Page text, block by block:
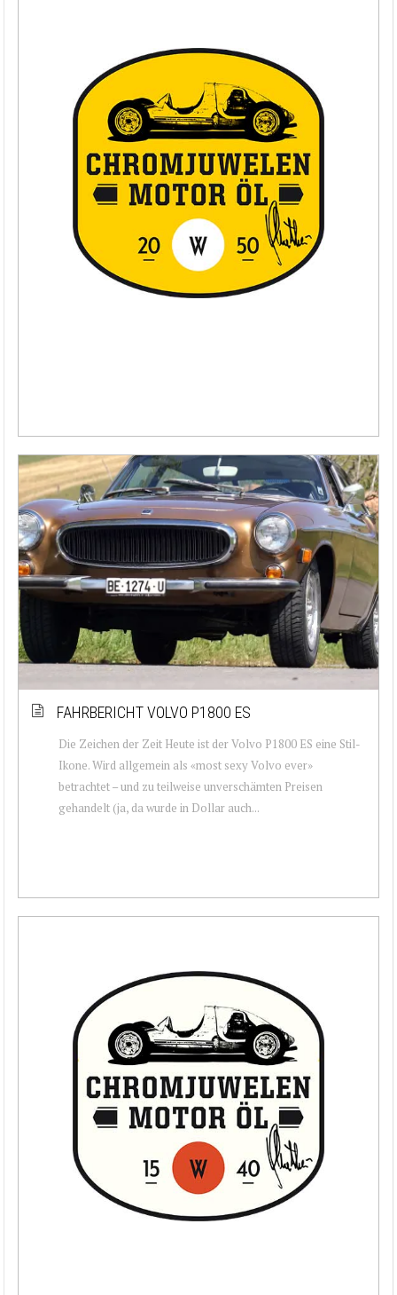
FAHRBERICHT VOLVO P1800 ES
Die Zeichen der Zeit Heute ist der Volvo P1800 ES eine Stil-
Ikone. Wird allgemein als «most sexy Volvo ever»
betrachtet – und zu teilweise unverschämten Preisen
gehandelt (ja, da wurde in Dollar auch...